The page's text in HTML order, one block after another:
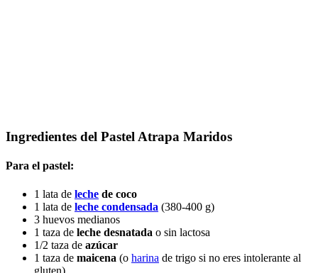
Ingredientes del Pastel Atrapa Maridos
Para el pastel:
1 lata de leche de coco
1 lata de leche condensada (380-400 g)
3 huevos medianos
1 taza de leche desnatada o sin lactosa
1/2 taza de azúcar
1 taza de maicena (o harina de trigo si no eres intolerante al
gluten)